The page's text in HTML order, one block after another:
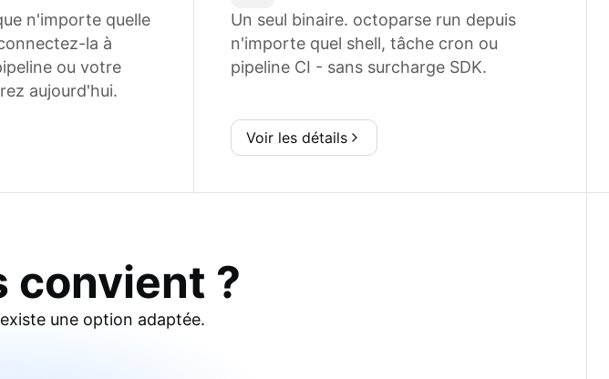
n'importe quelle
la à
ou votre
aujourd'hui.
Un seul binaire. octoparse run depuis
n'importe quel shell, tâche cron ou
pipeline CI - sans surcharge SDK.
Voir les détails
convient ?
une option adaptée.